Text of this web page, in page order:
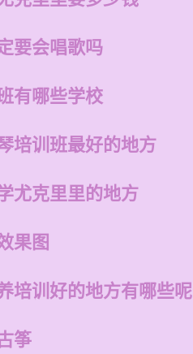
要会唱歌吗
有哪些学校
培训班最好的地方
尤克里里的地方
果图
培训好的地方有哪些呢
筝